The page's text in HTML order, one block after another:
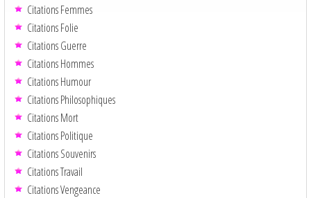
Citations Femmes
Citations Folie
Citations Guerre
Citations Hommes
Citations Humour
Citations Philosophiques
Citations Mort
Citations Politique
Citations Souvenirs
Citations Travail
Citations Vengeance